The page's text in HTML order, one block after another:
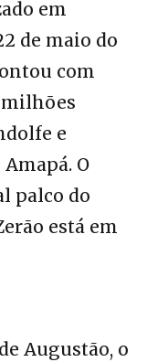
em
de maio do
com
e
O
palco do
está em
Augustão, o